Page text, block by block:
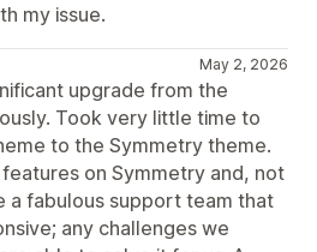
my issue.
May 2, 2026
upgrade from the
Took very little time to
to the Symmetry theme.
on Symmetry and, not
a fabulous support team that
any challenges we